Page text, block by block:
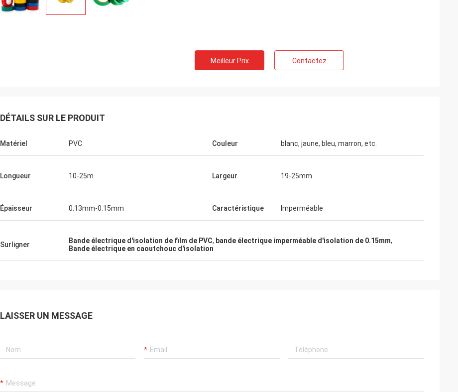
Meilleur Prix Contactez
DÉTAILS SUR LE PRODUIT
Matériel PVC Couleur blanc, jaune, bleu, marron, etc.
Longueur 10-25m Largeur 19-25mm
Épaisseur 0.13mm-0.15mm Caractéristique Imperméable
Surligner Bande électrique d'isolation de film de PVC, bande électrique imperméable d'isolation de 0.15mm,
Bande électrique en caoutchouc d'isolation
LAISSER UN MESSAGE